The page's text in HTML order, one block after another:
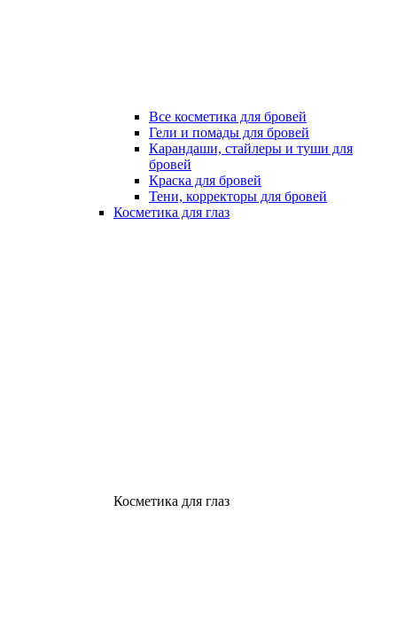
Все косметика для бровей
Гели и помады для бровей
Карандаши, стайлеры и туши для
бровей
Краска для бровей
Тени, корректоры для бровей
Косметика для глаз
Косметика для глаз